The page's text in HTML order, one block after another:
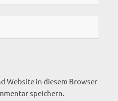
Website in diesem Browser
speichern.